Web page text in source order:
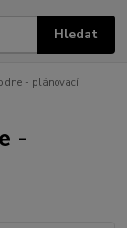
Hledat
dne - plánovací
-